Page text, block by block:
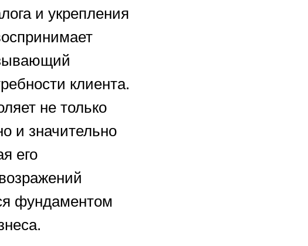
и укрепления
клиента.
не только
и значительно
его
фундаментом